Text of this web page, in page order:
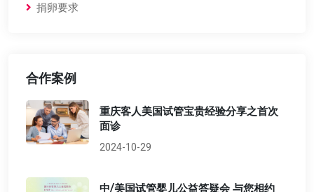
捐卵要求
合作案例
重庆客人美国试管宝贵经验分享之首次
面诊
2024-10-29
中/美国试管婴儿公益答疑会 与您相约